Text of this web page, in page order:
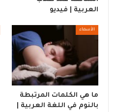
العربية | فيديو
الأسماء
ما هي الكلمات المرتبطة
بالنوم في اللغة العربية |